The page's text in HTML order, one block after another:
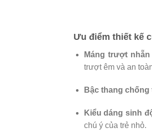
Ưu điểm thiết kế
Máng trượt nhẵn
trượt êm và an
Bậc thang
Kiểu dáng sinh
chú ý của trẻ nhỏ.